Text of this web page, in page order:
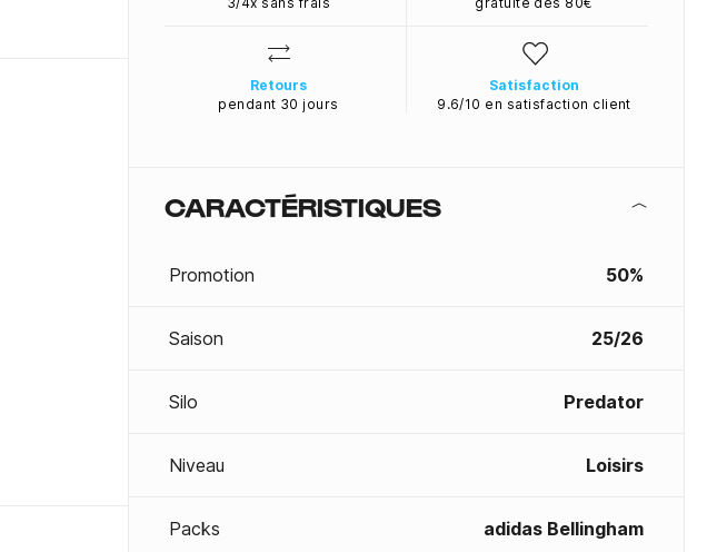
Retours
pendant 30 jours
Satisfaction
9.6/10 en satisfaction client
CARACTÉRISTIQUES
Promotion 50%
Saison 25/26
Silo Predator
Niveau Loisirs
Packs adidas Bellingham